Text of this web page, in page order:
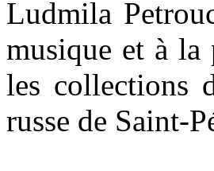
Ludmila
musique et à la
les collections
russe de Saint-